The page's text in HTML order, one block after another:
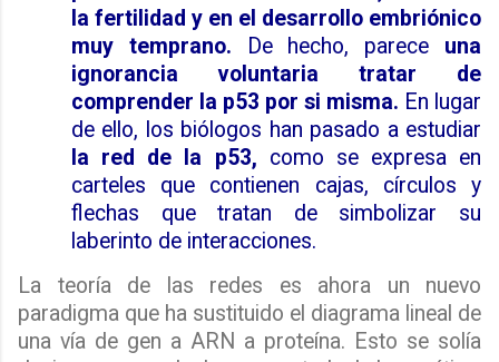
la fertilidad y en el desarrollo embriónico
muy temprano. De hecho, parece una
ignorancia voluntaria tratar de
comprender la p53 por si misma. En lugar
de ello, los biólogos han pasado a estudiar
la red de la p53, como se expresa en
carteles que contienen cajas, círculos y
flechas que tratan de simbolizar su
laberinto de interacciones.
La teoría de las redes es ahora un nuevo
paradigma que ha sustituido el diagrama lineal de
una vía de gen a ARN a proteína. Esto se solía